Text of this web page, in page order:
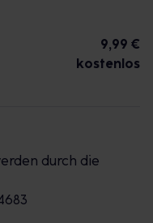
9,99 €
kostenlos
durch die